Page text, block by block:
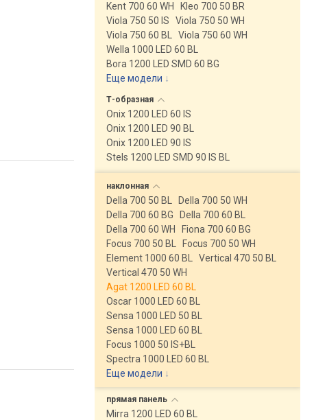
Kent 700 60 WH
Kleo 700 50 BR
Viola 750 50 IS
Viola 750 50 WH
Viola 750 60 BL
Viola 750 60 WH
Wella 1000 LED 60 BL
Bora 1200 LED SMD 60 BG
Еще модели ↓
Т-образная
Onix 1200 LED 60 IS
Onix 1200 LED 90 BL
Onix 1200 LED 90 IS
Stels 1200 LED SMD 90 IS BL
наклонная
Della 700 50 BL
Della 700 50 WH
Della 700 60 BG
Della 700 60 BL
Della 700 60 WH
Fiona 700 60 BG
Focus 700 50 BL
Focus 700 50 WH
Element 1000 60 BL
Vertical 470 50 BL
Vertical 470 50 WH
Agat 1200 LED 60 BL
Oscar 1000 LED 60 BL
Sensa 1000 LED 50 BL
Sensa 1000 LED 60 BL
Focus 1000 50 IS+BL
Spectra 1000 LED 60 BL
Еще модели ↓
прямая панель
Mirra 1200 LED 60 BL